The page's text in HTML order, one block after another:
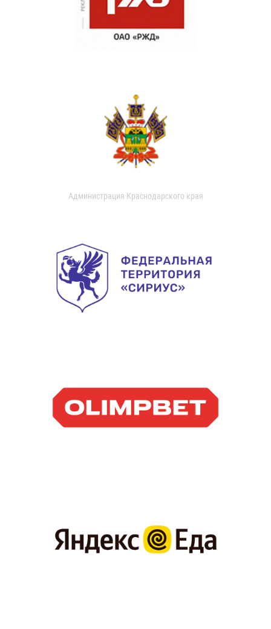
Администрация Краснодарского края